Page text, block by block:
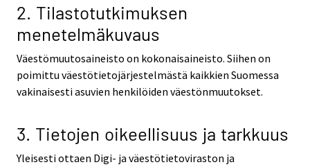
2. Tilastotutkimuksen
menetelmäkuvaus
Väestömuutosaineisto on kokonaisaineisto. Siihen on
poimittu väestötietojärjestelmästä kaikkien Suomessa
vakinaisesti asuvien henkilöiden väestönmuutokset.
3. Tietojen oikeellisuus ja tarkkuus
Yleisesti ottaen Digi- ja väestötietoviraston ja